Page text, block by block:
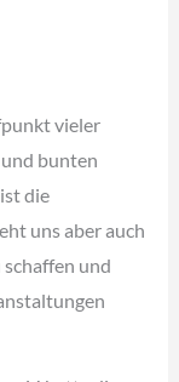
vieler
bunten
die
uns aber auch
und